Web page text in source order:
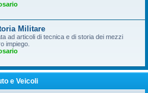
Militare
ad articoli di tecnica e di storia dei mezzi
impiego.
e Veicoli